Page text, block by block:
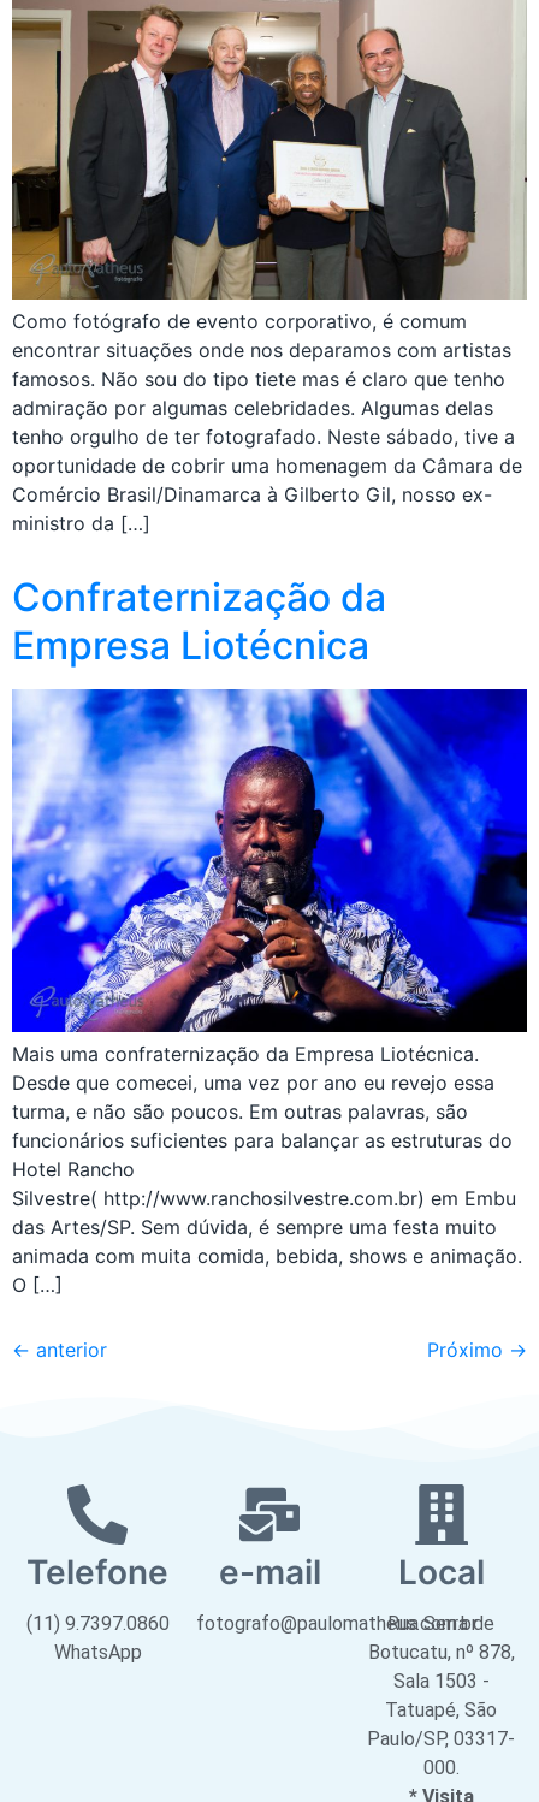
Como fotógrafo de evento corporativo, é comum
encontrar situações onde nos deparamos com artistas
famosos. Não sou do tipo tiete mas é claro que tenho
admiração por algumas celebridades. Algumas delas
tenho orgulho de ter fotografado. Neste sábado, tive a
oportunidade de cobrir uma homenagem da Câmara de
Comércio Brasil/Dinamarca à Gilberto Gil, nosso ex-
ministro da […]
Confraternização da
Empresa Liotécnica
Mais uma confraternização da Empresa Liotécnica.
Desde que comecei, uma vez por ano eu revejo essa
turma, e não são poucos. Em outras palavras, são
funcionários suficientes para balançar as estruturas do
Hotel Rancho
Silvestre( http://www.ranchosilvestre.com.br) em Embu
das Artes/SP. Sem dúvida, é sempre uma festa muito
animada com muita comida, bebida, shows e animação.
O […]
← anterior Próximo →
Telefone
(11) 9.7397.0860
WhatsApp
e-mail
fotografo@paulomatheus.com.br
Local
Rua Serra de
Botucatu, nº 878,
Sala 1503 -
Tatuapé, São
Paulo/SP, 03317-
000.
* Visita